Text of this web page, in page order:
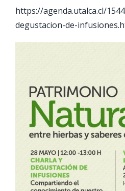
https://agenda.utalca.cl/
degustacion-de-